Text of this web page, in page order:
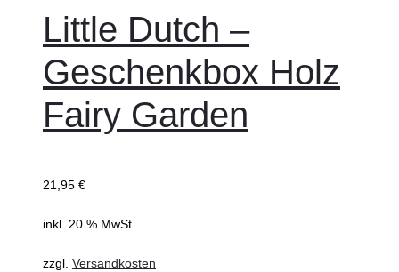
Little Dutch –
Geschenkbox Holz
Fairy Garden
21,95 €
inkl. 20 % MwSt.
zzgl. Versandkosten